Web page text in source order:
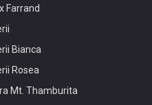
Farrand
Bianca
Rosea
Mt. Thamburita